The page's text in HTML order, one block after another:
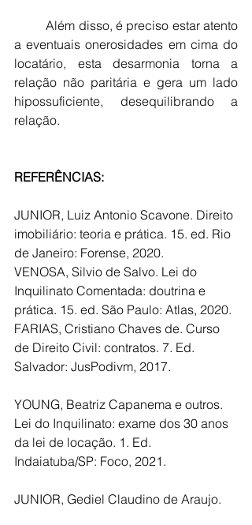
	Além disso, é preciso estar atento
a eventuais onerosidades em cima do
locatário, esta desarmonia torna a
relação não paritária e gera um lado
hipossuficiente, desequilibrando a
relação.
REFERÊNCIAS:
JUNIOR, Luiz Antonio Scavone. Direito
imobiliário: teoria e prática. 15. ed. Rio
de Janeiro: Forense, 2020.
VENOSA, Silvio de Salvo. Lei do
Inquilinato Comentada: doutrina e
prática. 15. ed. São Paulo: Atlas, 2020.
FARIAS, Cristiano Chaves de. Curso
de Direito Civil: contratos. 7. Ed.
Salvador: JusPodivm, 2017.
YOUNG, Beatriz Capanema e outros.
Lei do Inquilinato: exame dos 30 anos
da lei de locação. 1. Ed.
Indaiatuba/SP: Foco, 2021.
JUNIOR, Gediel Claudino de Araujo.